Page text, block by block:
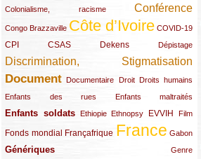
Colonialisme, racisme
(19/289) Conférence
(118/289)
Congo Brazzaville
(24/289) Côte d’Ivoire
(263/289) COVID-19
(13/289)
CPI
(48/289) CSAS
(32/289) Dekens
(29/289) Dépistage
(19/289)
Discrimination, Stigmatisation
(131/289)
Document
(145/289) Documentaire
(9/289) Droit
(20/289) Droits humains
(22/289)
Enfants des rues
(21/289) Enfants maltraités
(10/289)
Enfants soldats
(68/289) Ethiopie
(12/289) Ethnopsy
(15/289) EVVIH
(55/289) Film
(22/289)
Fonds mondial
(48/289) Françafrique
(39/289) France
(289/289) Gabon
(12/289)
Génériques
(59/289) Genre
(22/289)